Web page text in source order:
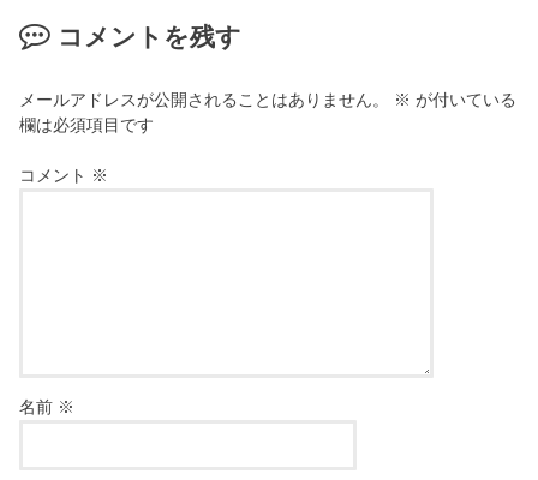
コメントを残す
メールアドレスが公開されることはありません。 ※ が付いている
欄は必須項目です
コメント ※
名前 ※